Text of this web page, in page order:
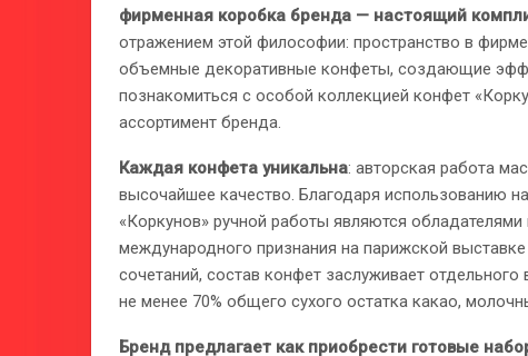
фирменная коробка бренда — настоящий
отражением этой философии: пространство в
объемные декоративные конфеты, создающие
познакомиться с особой коллекцией конфет
ассортимент бренда.
Каждая конфета уникальна: авторская работа
высочайшее качество. Благодаря использованию
«Коркунов» ручной работы являются
международного признания на парижской
сочетаний, состав конфет заслуживает
не менее 70% общего сухого остатка какао,
Бренд предлагает как приобрести готовые